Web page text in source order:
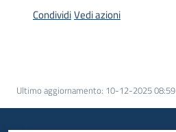
strumenti
Supporto
CondividiVedi azioni
Ultimo aggiornamento: 10-12-2025 08:59